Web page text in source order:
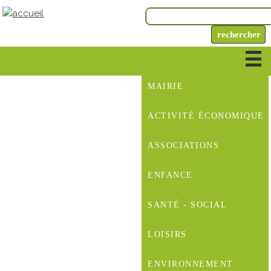
MAIRIE
ACTIVITÉ ÉCONOMIQUE
ASSOCIATIONS
ENFANCE
SANTÉ - SOCIAL
LOISIRS
ENVIRONNEMENT